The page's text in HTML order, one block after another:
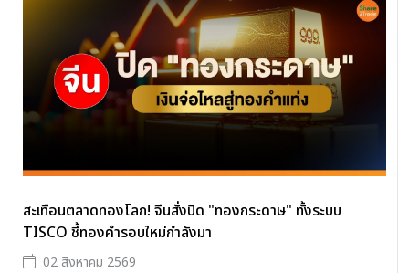
สะเทือนตลาดทองโลก! จีนสั่งปิด "ทองกระดาษ" ทั้งระบบ
TISCO ชี้ทองคำรอบใหม่กำลังมา
02 สิงหาคม 2569